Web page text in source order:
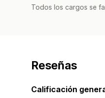
Todos los cargos se
Reseñas
Calificación